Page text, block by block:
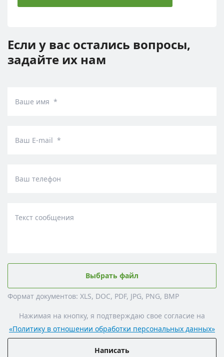
Если у вас остались вопросы,
задайте их нам
Ваше имя *
Ваш E-mail *
Ваш телефон
Текст сообщения
Выбрать файл
Формат документов: XLS, DOC, PDF, JPG, PNG, BMP
Нажимая на кнопку, я подтверждаю свое согласие на
«Политику в отношении обработки персональных данных»
Написать